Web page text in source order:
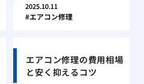
2025.10.11
エアコン修理
エアコン修理の費用相場
と安く抑えるコツ